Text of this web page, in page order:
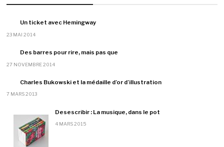
Un ticket avec Hemingway
23 MAI 2014
Des barres pour rire, mais pas que
27 NOVEMBRE 2014
Charles Bukowski et la médaille d’or d’illustration
7 MARS 2013
Desescribir : La musique, dans le pot
4 MARS 2015